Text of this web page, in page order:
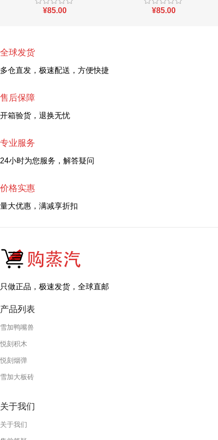
¥85.00 ¥85.00
全球发货
多仓直发，极速配送，方便快捷
售后保障
开箱验货，退换无忧
专业服务
24小时为您服务，解答疑问
价格实惠
量大优惠，满减享折扣
只做正品，极速发货，全球直邮
产品列表
雪加鸭嘴兽
悦刻积木
悦刻烟弹
雪加大板砖
关于我们
关于我们